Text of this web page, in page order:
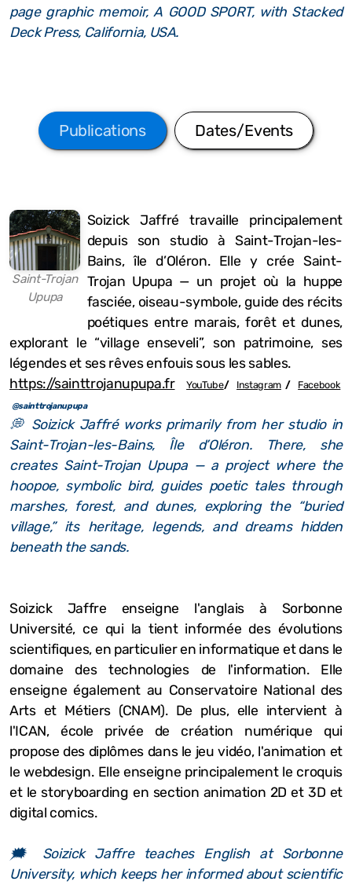
page graphic memoir, A GOOD SPORT, with Stacked
Deck Press, California, USA.​​
Publications Dates/Events
Saint-Trojan
Upupa
Soizick Jaffré travaille principalement
depuis son studio à Saint-Trojan-les-
Bains, île d’Oléron. Elle y crée Saint-
Trojan Upupa — un projet où la huppe
fasciée, oiseau-symbole, guide des récits
poétiques entre marais, forêt et dunes,
explorant le “village enseveli”, son patrimoine, ses
légendes et ses rêves enfouis sous les sables.
https://sainttrojanupupa.fr
YouTube/ Instagram/ Facebook
@sainttrojanupupa
💭 Soizick Jaffréworks primarily from her studio in
Saint-Trojan-les-Bains, Île d’Oléron. There, she
creates Saint-Trojan Upupa — a project where the
hoopoe, symbolic bird, guides poetic tales through
marshes, forest, and dunes, exploring the “buried
village,” its heritage, legends, and dreams hidden
beneath the sands.
Soizick Jaffre enseigne l'anglais à Sorbonne
Université, ce qui la tient informée des évolutions
scientifiques, en particulier en informatique et dans le
domaine des technologies de l'information. Elle
enseigne également au Conservatoire National des
Arts et Métiers (CNAM). De plus, elle intervient à
l'ICAN, école privée de création numérique qui
propose des diplômes dans le jeu vidéo, l'animation et
le webdesign. Elle enseigne principalement le croquis
et le storyboarding en section animation 2D et 3D et
digital comics.
🗯️ Soizick Jaffre teaches English at Sorbonne
University, which keeps her informed about scientific